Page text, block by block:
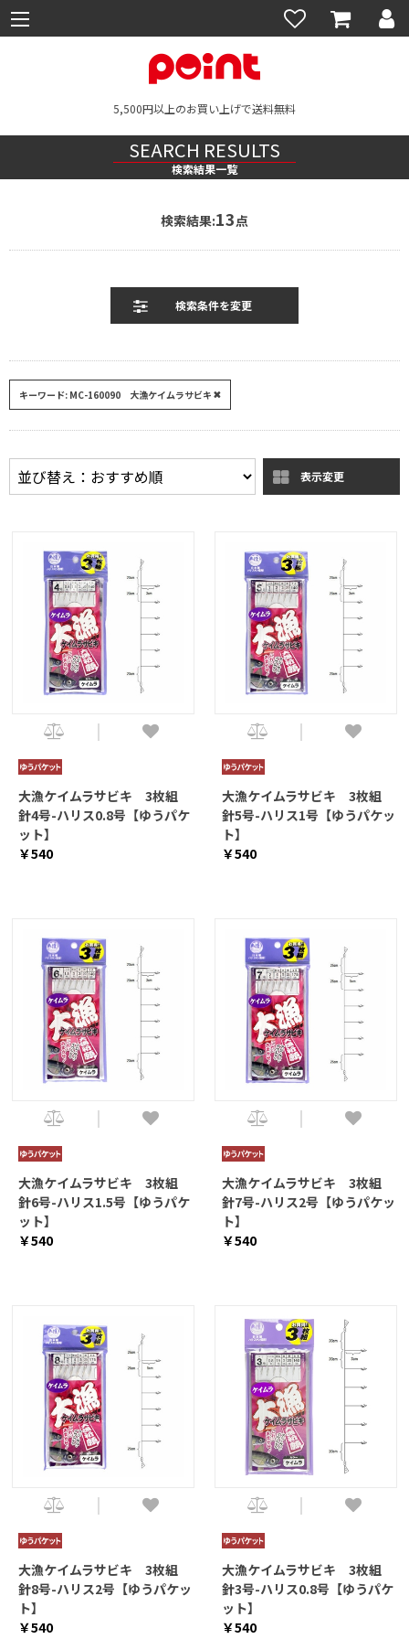
5,500円以上のお買い上げで送料無料
SEARCH RESULTS
検索結果一覧
検索結果:13点
キーワード: MC-160090 大漁ケイムラサビキ
表示変更
大漁ケイムラサビキ 3枚組
針4号-ハリス0.8号【ゆうパケ
ット】
￥540
大漁ケイムラサビキ 3枚組
針5号-ハリス1号【ゆうパケッ
ト】
￥540
大漁ケイムラサビキ 3枚組
針6号-ハリス1.5号【ゆうパケ
ット】
￥540
大漁ケイムラサビキ 3枚組
針7号-ハリス2号【ゆうパケッ
ト】
￥540
大漁ケイムラサビキ 3枚組
針8号-ハリス2号【ゆうパケッ
ト】
￥540
大漁ケイムラサビキ 3枚組
針3号-ハリス0.8号【ゆうパケ
ット】
￥540